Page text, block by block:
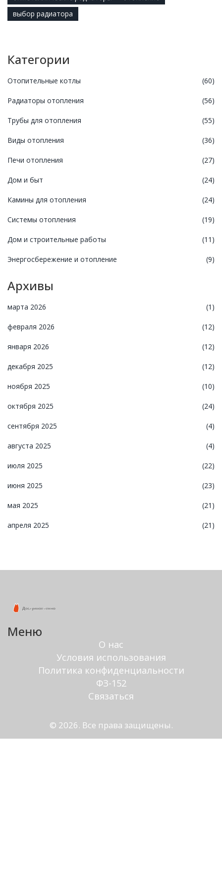
выбор радиатора
Категории
Отопительные котлы (60)
Радиаторы отопления (56)
Трубы для отопления (55)
Виды отопления (36)
Печи отопления (27)
Дом и быт (24)
Камины для отопления (24)
Системы отопления (19)
Дом и строительные работы (11)
Энергосбережение и отопление (9)
Архивы
марта 2026 (1)
февраля 2026 (12)
января 2026 (12)
декабря 2025 (12)
ноября 2025 (10)
октября 2025 (24)
сентября 2025 (4)
августа 2025 (4)
июля 2025 (22)
июня 2025 (23)
мая 2025 (21)
апреля 2025 (21)
Меню
О нас
Условия использования
Политика конфиденциальности
ФЗ-152
Связаться
© 2026. Все права защищены.